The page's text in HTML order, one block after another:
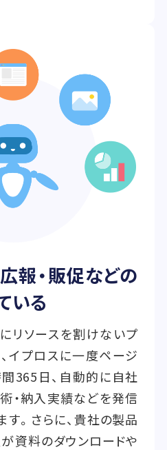
報・販促などの
いる
リソースを割けないプ
イプロスに一度ページ
365日、自動的に自社
・納入実績などを発信
す。さらに、貴社の製品
資料のダウンロードや